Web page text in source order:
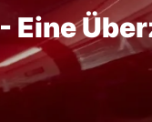
Eine